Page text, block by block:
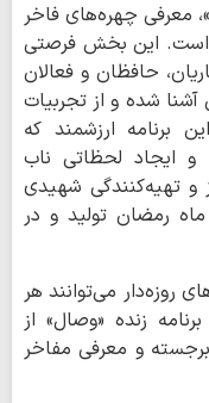
معرفی چهره‌های فاخر
است. این بخش فرصتی
حافظان و فعالان
شده و از تجربیات
برنامه ارزشمند که
و ایجاد لحظاتی ناب
و تهیه‌کنندگی شهیدی
رمضان تولید و در
روزه‌دار می‌توانند هر
زنده «وصال» از
و معرفی مفاخر